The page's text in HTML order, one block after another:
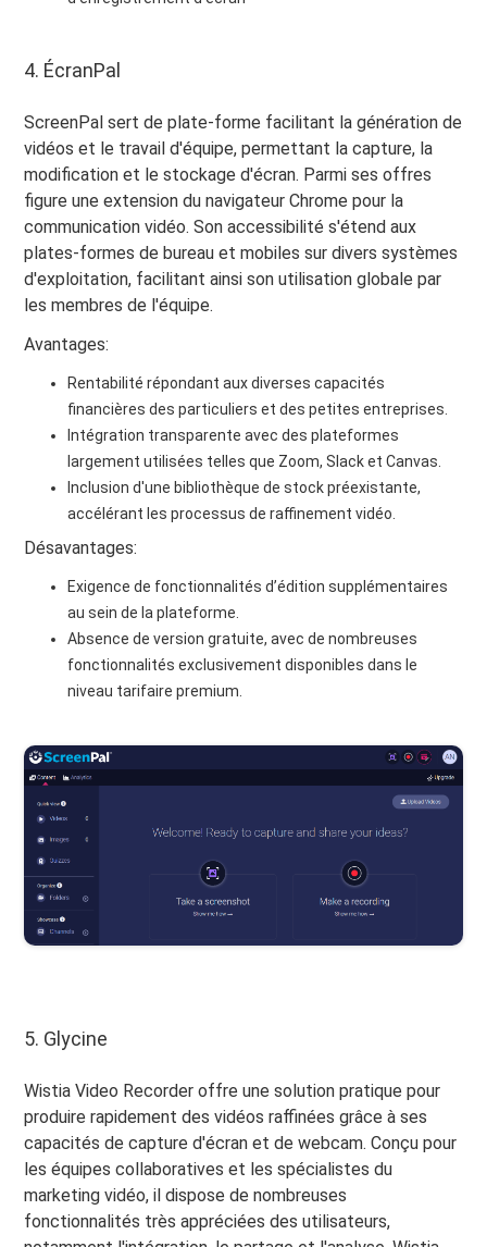
4. ÉcranPal
ScreenPal sert de plate-forme facilitant la génération de
vidéos et le travail d'équipe, permettant la capture, la
modification et le stockage d'écran. Parmi ses offres
figure une extension du navigateur Chrome pour la
communication vidéo. Son accessibilité s'étend aux
plates-formes de bureau et mobiles sur divers systèmes
d'exploitation, facilitant ainsi son utilisation globale par
les membres de l'équipe.
Avantages:
Rentabilité répondant aux diverses capacités
financières des particuliers et des petites entreprises.
Intégration transparente avec des plateformes
largement utilisées telles que Zoom, Slack et Canvas.
Inclusion d'une bibliothèque de stock préexistante,
accélérant les processus de raffinement vidéo.
Désavantages:
Exigence de fonctionnalités d’édition supplémentaires
au sein de la plateforme.
Absence de version gratuite, avec de nombreuses
fonctionnalités exclusivement disponibles dans le
niveau tarifaire premium.
5. Glycine
Wistia Video Recorder offre une solution pratique pour
produire rapidement des vidéos raffinées grâce à ses
capacités de capture d'écran et de webcam. Conçu pour
les équipes collaboratives et les spécialistes du
marketing vidéo, il dispose de nombreuses
fonctionnalités très appréciées des utilisateurs,